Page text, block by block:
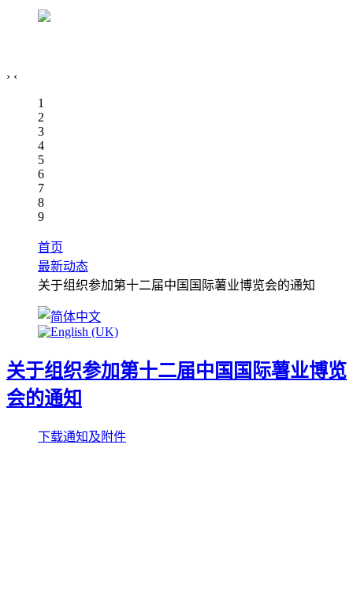
› ‹
1
2
3
4
5
6
7
8
9
首页
最新动态
关于组织参加第十二届中国国际薯业博览会的通知
关于组织参加第十二届中国国际薯业博览
会的通知
下载通知及附件